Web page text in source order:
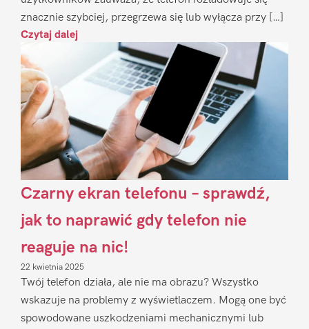
znacznie szybciej, przegrzewa się lub wyłącza przy […]
Czytaj dalej
Czarny ekran telefonu – sprawdź,
jak to naprawić gdy telefon nie
reaguje na nic!
22 kwietnia 2025
Twój telefon działa, ale nie ma obrazu? Wszystko
wskazuje na problemy z wyświetlaczem. Mogą one być
spowodowane uszkodzeniami mechanicznymi lub